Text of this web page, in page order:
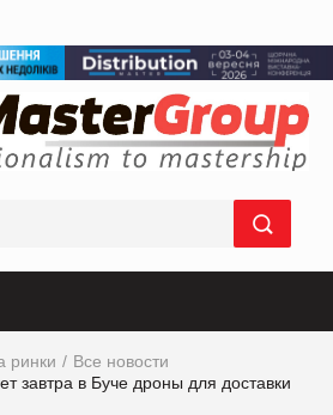
ринки
Все новости
завтра в Буче дроны для доставки